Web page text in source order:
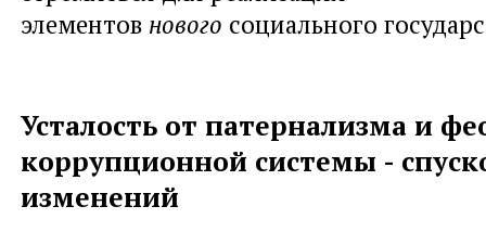
элементов нового социального
Усталость от патернализма и
коррупционной системы -
изменений